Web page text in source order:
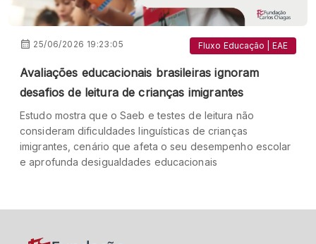
25/06/2026 19:23:05 Fluxo Educação | EAE
Avaliações educacionais brasileiras ignoram
desafios de leitura de crianças imigrantes
Estudo mostra que o Saeb e testes de leitura não
consideram dificuldades linguísticas de crianças
imigrantes, cenário que afeta o seu desempenho escolar
e aprofunda desigualdades educacionais